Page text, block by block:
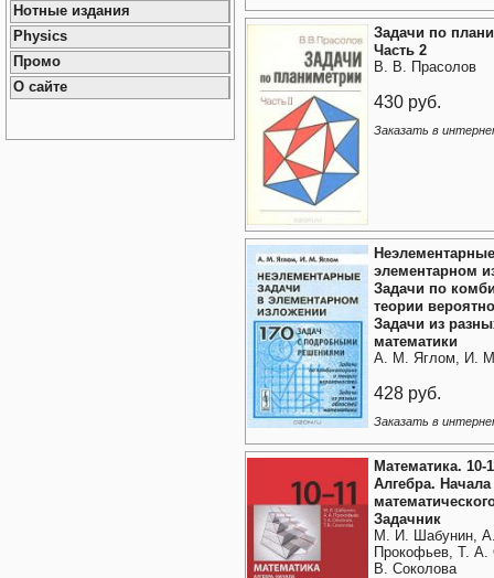
Нотные издания
Physics
Промо
О сайте
Задачи по
Часть 2
В. В. Прасолов
430 руб.
Заказать в
элементарном
Задачи по
теории
Задачи из
математики
А. М. Яглом, И.
428 руб.
Заказать в
Математика. 10-
Алгебра. Начала
Задачник
М. И. Шабунин,
Прокофьев, Т. А.
В. Соколова